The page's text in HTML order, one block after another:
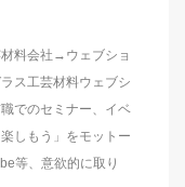
料会社→ウェブショ
ス工芸材料ウェブシ
でのセミナー、イベ
しもう」をモットー
等、意欲的に取り